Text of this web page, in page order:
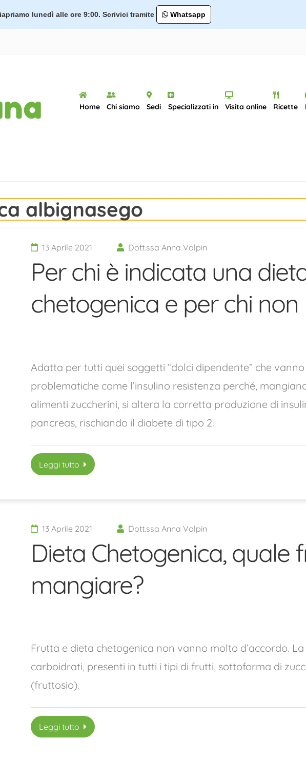
lunedì alle ore 9:00. Scrivici tramite Whatsapp
Home Chi siamo Sedi Specializzati in Visita online Ricette
albignasego
13 Aprile 2021 Dott.ssa Anna Volpin
Per chi è indicata una
chetogenica e per chi non
Adatta per tutti quei soggetti “dolci dipendente” che
problematiche come l’insulino resistenza perché,
alimenti zuccherini, si altera la corretta produzione di
pancreas, rischiando il diabete di tipo 2.
Leggi tutto
13 Aprile 2021 Dott.ssa Anna Volpin
Dieta Chetogenica, quale
mangiare?
Frutta e dieta chetogenica non vanno molto d’accordo.
carboidrati, presenti in tutti i tipi di frutti, sottoforma di
(fruttosio).
Leggi tutto